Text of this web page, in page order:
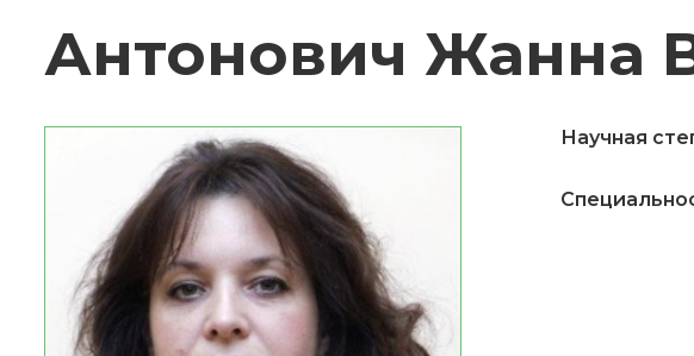
Антонович Жанна
Научная